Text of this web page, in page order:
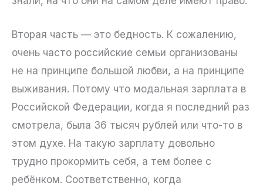
Вторая часть — это бедность. К сожалению,
очень часто российские семьи организованы
не на принципе большой любви, а на принципе
выживания. Потому что модальная зарплата в
Российской Федерации, когда я последний раз
смотрела, была 36 тысяч рублей или что-то в
этом духе. На такую зарплату довольно
трудно прокормить себя, а тем более с
ребёнком. Соответственно, когда